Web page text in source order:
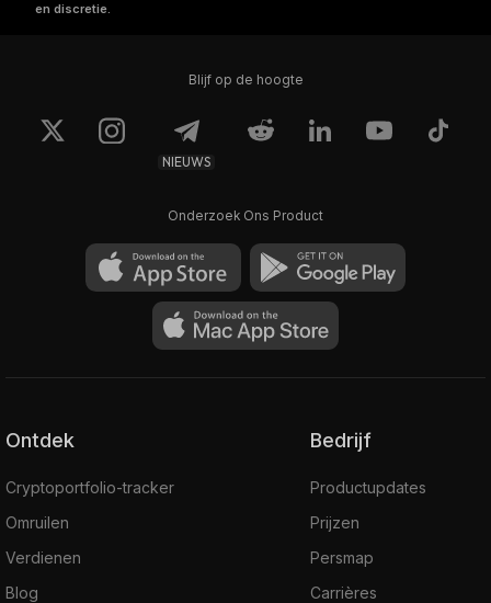
en discretie.
Blijf op de hoogte
NIEUWS
Onderzoek Ons Product
Ontdek
Cryptoportfolio-tracker
Omruilen
Verdienen
Blog
Bedrijf
Productupdates
Prijzen
Persmap
Carrières